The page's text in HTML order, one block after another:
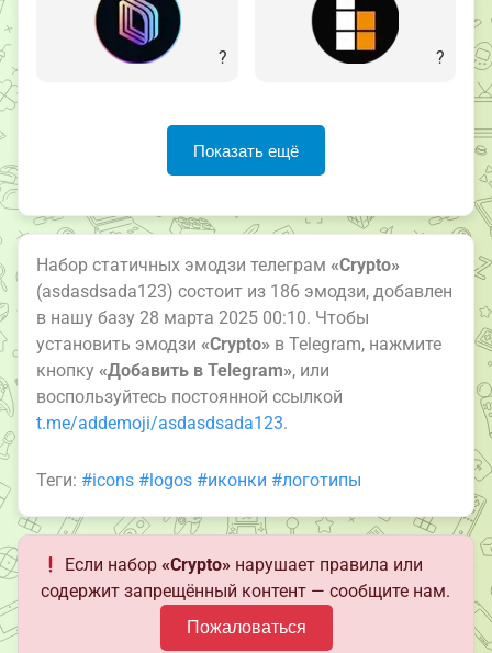
? ?
Показать ещё
Набор статичных эмодзи телеграм «Crypto»
(asdasdsada123) состоит из 186 эмодзи, добавлен
в нашу базу 28 марта 2025 00:10. Чтобы
установить эмодзи «Crypto» в Telegram, нажмите
кнопку «Добавить в Telegram», или
воспользуйтесь постоянной ссылкой
t.me/addemoji/asdasdsada123.
Теги: #icons #logos #иконки #логотипы
Если набор«Crypto» нарушает правила или
содержит запрещённый контент — сообщите нам.
Пожаловаться